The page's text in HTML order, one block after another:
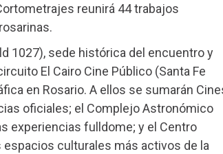
reunirá 44 trabajos
1027), sede histórica del encuentro y
El Cairo Cine Público (Santa Fe
en Rosario. A ellos se sumarán
oficiales; el Complejo Astronómico
experiencias fulldome; y el Centro
espacios culturales más activos de la